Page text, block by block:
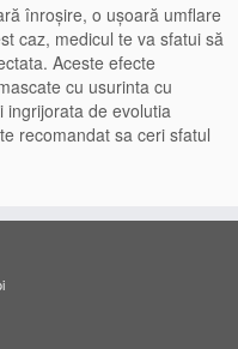
înroşire, o uşoară umflare
caz, medicul te va sfatui să
Aceste efecte
cu usurinta cu
ingrijorata de evolutia
recomandat sa ceri sfatul